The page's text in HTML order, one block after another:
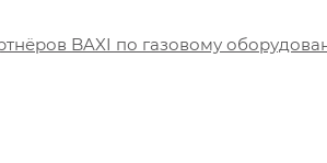
BAXI по газовому